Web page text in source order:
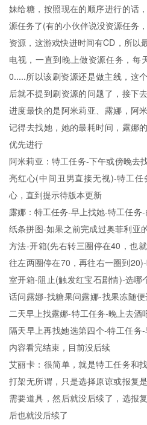
妹给糖，按照现在的顺序进行的话
源任务了(有的小伙伴说没资源任务
资源，这游戏快进时间有CD，所以
电视，一直到晚上做资源任务，每
0.....所以该刷资源还是做主线，这
后就不提到刷资源的问题了，接下
进度最快的是阿米莉亚、露娜，阿
记得去找她，她的最耗时间，露娜
优先进行
阿米莉亚：特工任务-下午或傍晚去
亮红心(中间丑男直接无视)-特工
心，直到提示待版本更新
露娜：特工任务-早上找她-特工任
纸条拼图-如果之前完成过奥菲利亚
方法-开箱(先右转三圈停在40，也
往左两圈停在70，再往右一圈到
室开箱-阻止(触发红宝石剧情)-选哪
话问露娜-找糖果问露娜-找果冻随
二天早上找露娜-特工任务-晚上去酒
隔天早上再找她选第四个-特工任务
内容看完结束，目前没后续
艾丽卡：很简单，就是特工任务和
打架无所谓，只是选择原谅或报复
需要道具，然后就没后续了，选报
后也就没后续了